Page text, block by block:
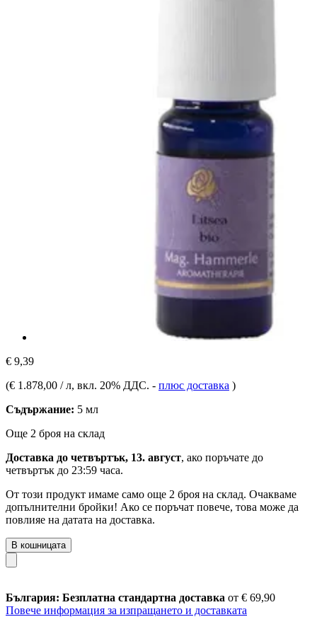
€ 9,39
(€ 1.878,00 / л, вкл. 20% ДДС. - плюс доставка )
Съдържание: 5 мл
Още 2 броя на склад
Доставка до четвъртък, 13. август, ако поръчате до
четвъртък до 23:59 часа.
От този продукт имаме само още 2 броя на склад. Очакваме
допълнителни бройки! Ако се поръчат повече, това може да
повлияе на датата на доставка.
В кошницата
България: Безплатна стандартна доставка от € 69,90
Повече информация за изпращането и доставката